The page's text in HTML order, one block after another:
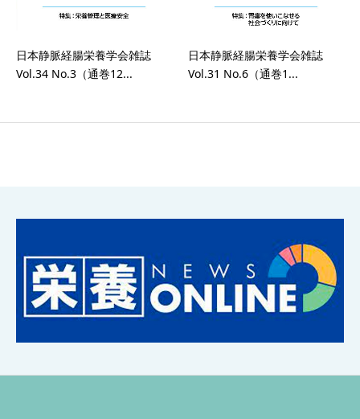
日本静脈経腸栄養学会雑誌
Vol.34 No.3（通巻12...
日本静脈経腸栄養学会雑誌
Vol.31 No.6（通巻1...